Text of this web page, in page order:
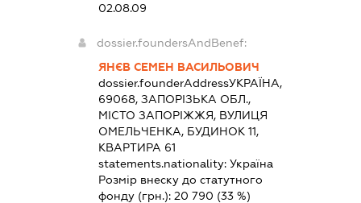
02.08.09
dossier.foundersAndBenef:
ЯНЄВ СЕМЕН ВАСИЛЬОВИЧ
dossier.founderAddressУКРАЇНА,
69068, ЗАПОРІЗЬКА ОБЛ.,
МІСТО ЗАПОРІЖЖЯ, ВУЛИЦЯ
ОМЕЛЬЧЕНКА, БУДИНОК 11,
КВАРТИРА 61
statements.nationality: Україна
Розмір внеску до статутного
фонду (грн.): 20 790 (33 %)